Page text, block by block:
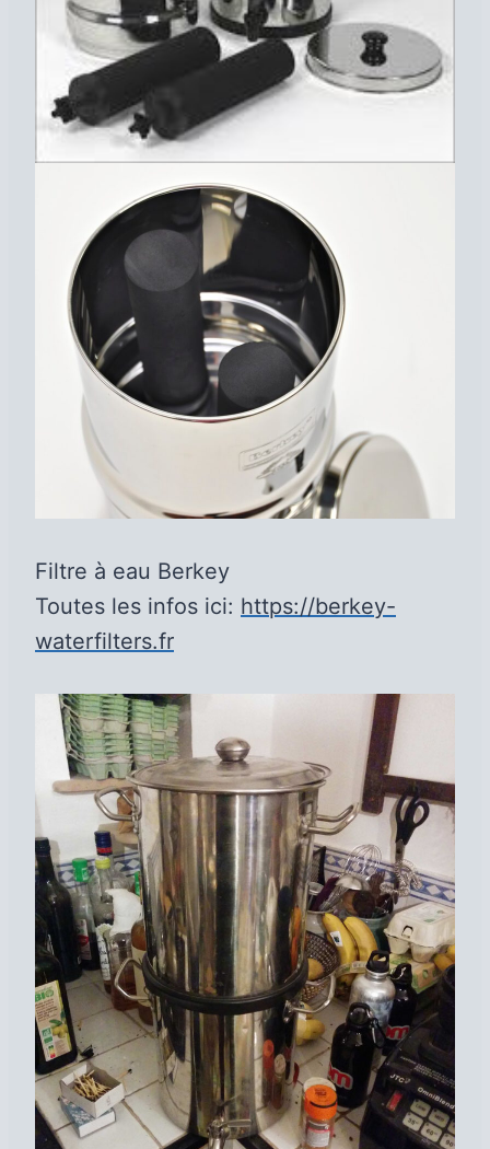
Filtre à eau Berkey
Toutes les infos ici: https://berkey-
waterfilters.fr